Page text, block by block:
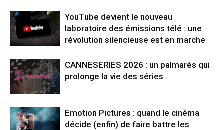
YouTube devient le nouveau
laboratoire des émissions télé : une
révolution silencieuse est en marche
CANNESERIES 2026 : un palmarès qui
prolonge la vie des séries
Emotion Pictures : quand le cinéma
décide (enfin) de faire battre les